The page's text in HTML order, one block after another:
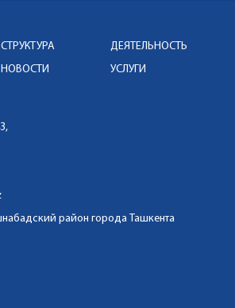
СТРУКТУРА
ДЕЯТЕЛЬНОСТЬ
НОВОСТИ УСЛУГИ
район города Ташкента